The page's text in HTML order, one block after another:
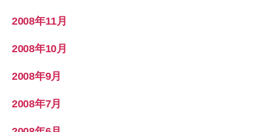
2008年11月
2008年10月
2008年9月
2008年7月